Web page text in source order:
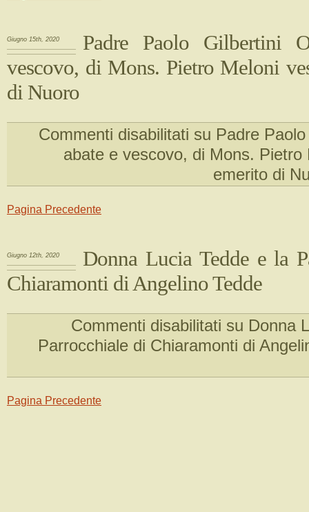
Giugno 15th, 2020
Padre Paolo Gilbertini
vescovo, di Mons. Pietro Meloni
di Nuoro
Commenti disabilitati su Padre
abate e vescovo, di Mons. Pietro
emerito di
Pagina Precedente
Giugno 12th, 2020
Donna Lucia Tedde e la
Chiaramonti di Angelino Tedde
Commenti disabilitati su Donna
Parrocchiale di Chiaramonti di
Pagina Precedente